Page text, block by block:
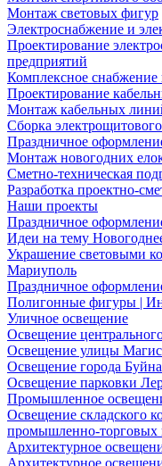
Монтаж световых фигур
Электроснабжение и
Проектирование
предприятий
Комплексное снабжение
Проектирование
Монтаж кабельных
Сборка
Праздничное
Монтаж новогодних
Сметно-техническая
Разработка проектно-
Наши проекты
Праздничное
Идеи на тему
Украшение световыми
Мариуполь
Праздничное
Полигонные фигуры |
Уличное освещение
Освещение
Освещение улицы
Освещение города
Освещение парковки
Промышленное
Освещение складского
промышленно-торговых
Архитектурное
Архитектурное